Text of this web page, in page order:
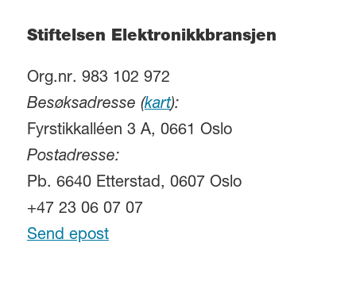
Stiftelsen Elektronikkbransjen
Org.nr. 983 102 972
Besøksadresse (kart):
Fyrstikkalléen 3 A, 0661 Oslo
Postadresse:
Pb. 6640 Etterstad, 0607 Oslo
+47 23 06 07 07
Send epost